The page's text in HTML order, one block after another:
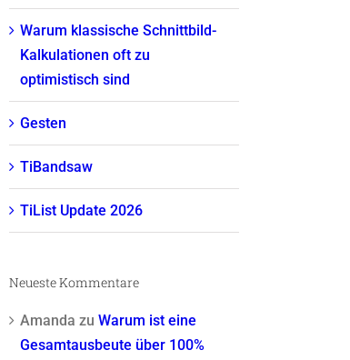
Warum klassische Schnittbild-
Kalkulationen oft zu
optimistisch sind
Gesten
TiBandsaw
TiList Update 2026
Neueste Kommentare
Amanda zu Warum ist eine
Gesamtausbeute über 100%